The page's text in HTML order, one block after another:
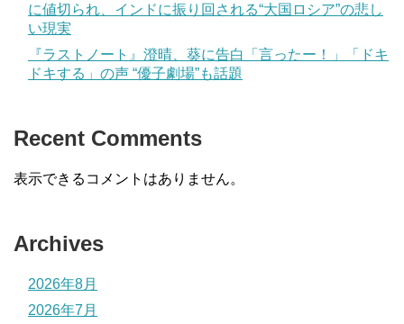
に値切られ、インドに振り回される“大国ロシア”の悲し
い現実
『ラストノート』澄晴、葵に告白「言ったー！」「ドキ
ドキする」の声 “優子劇場”も話題
Recent Comments
表示できるコメントはありません。
Archives
2026年8月
2026年7月